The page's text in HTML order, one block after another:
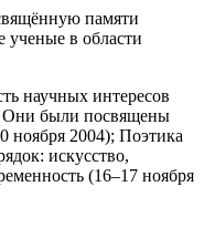
памяти
ученые в области
научных интересов
Они были посвящены
ноября 2004); Поэтика
искусство,
(16–17 ноября